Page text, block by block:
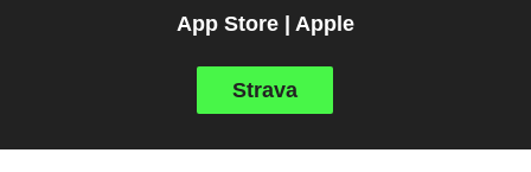
App Store | Apple
Strava